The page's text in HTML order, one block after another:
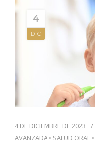
4
DIC
4 DE DICIEMBRE DE 2023
AVANZADA • SALUD ORAL •